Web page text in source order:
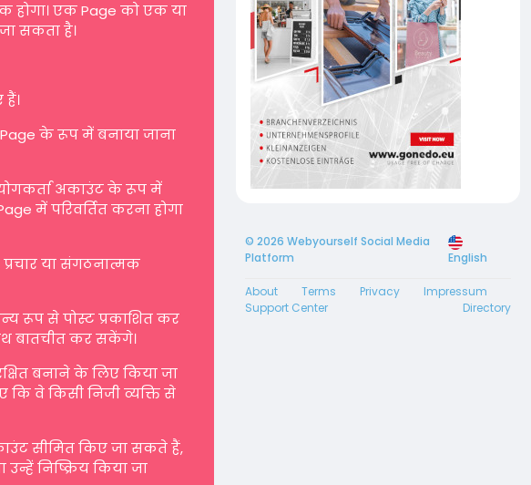
एक Page को एक या
सकता है।
के रूप में बनाया जाना
अकाउंट के रूप में
में परिवर्तित करना होगा
या संगठनात्मक
रूप से पोस्ट प्रकाशित कर
बातचीत कर सकेंगे।
बनाने के लिए किया जा
वे किसी निजी व्यक्ति से
सीमित किए जा सकते हैं,
निष्क्रिय किया जा
© 2026 Webyourself Social Media
Platform
English
About Terms Privacy
Impressum
Support Center
Directory